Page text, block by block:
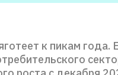
к пикам года.